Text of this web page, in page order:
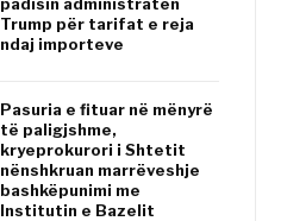
padisin administratën
Trump për tarifat e reja
ndaj importeve
Pasuria e fituar në mënyrë
të paligjshme,
kryeprokurori i Shtetit
nënshkruan marrëveshje
bashkëpunimi me
Institutin e Bazelit